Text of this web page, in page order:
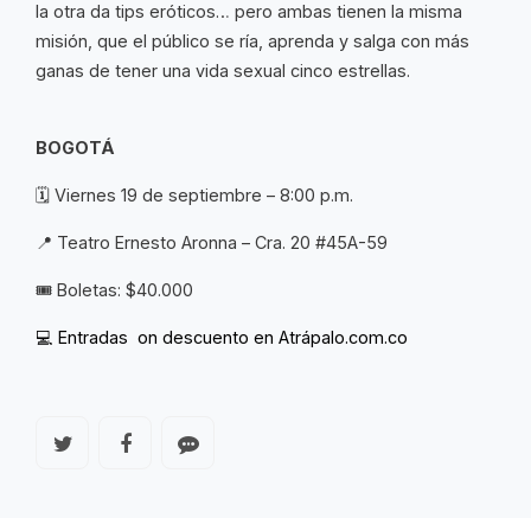
la otra da tips eróticos… pero ambas tienen la misma
misión, que el público se ría, aprenda y salga con más
ganas de tener una vida sexual cinco estrellas.
BOGOTÁ
🗓️ Viernes 19 de septiembre – 8:00 p.m.
📍 Teatro Ernesto Aronna – Cra. 20 #45A-59
🎟️ Boletas: $40.000
💻 Entradas on descuento en Atrápalo.com.co